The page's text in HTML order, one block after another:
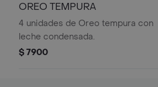
OREO TEMPURA
4 unidades de Oreo tempura con
leche condensada.
$ 7900